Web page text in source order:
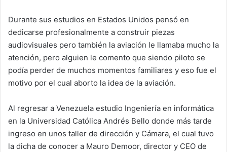
Durante sus estudios en Estados Unidos pensó en
dedicarse profesionalmente a construir piezas
audiovisuales pero también la aviación le llamaba mucho la
atención, pero alguien le comento que siendo piloto se
podía perder de muchos momentos familiares y eso fue el
motivo por el cual aborto la idea de la aviación.
Al regresar a Venezuela estudio Ingeniería en informática
en la Universidad Católica Andrés Bello donde más tarde
ingreso en unos taller de dirección y Cámara, el cual tuvo
la dicha de conocer a Mauro Demoor, director y CEO de